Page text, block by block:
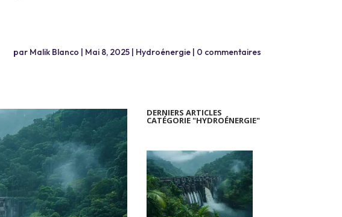
par Malik Blanco | Mai 8, 2025| Hydroénergie| 0 commentaires
DERNIERS ARTICLES
CATÉGORIE "HYDROÉNERGIE"